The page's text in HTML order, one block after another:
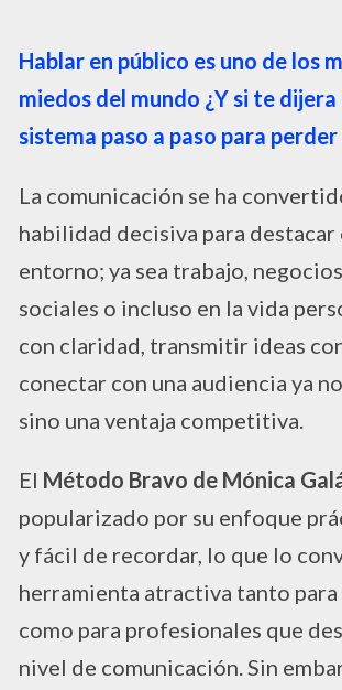
Hablar en público es uno de los
miedos del mundo ¿Y si te
sistema paso a paso para perder
La comunicación se ha
habilidad decisiva para destacar
entorno; ya sea trabajo,
sociales o incluso en la vida
con claridad, transmitir ideas
conectar con una audiencia ya no
sino una ventaja competitiva.
El Método Bravo de Mónica
popularizado por su enfoque
y fácil de recordar, lo que lo
herramienta atractiva tanto
como para profesionales que
nivel de comunicación. Sin